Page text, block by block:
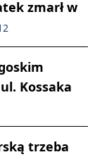
zmarł w
Kossaka
trzeba